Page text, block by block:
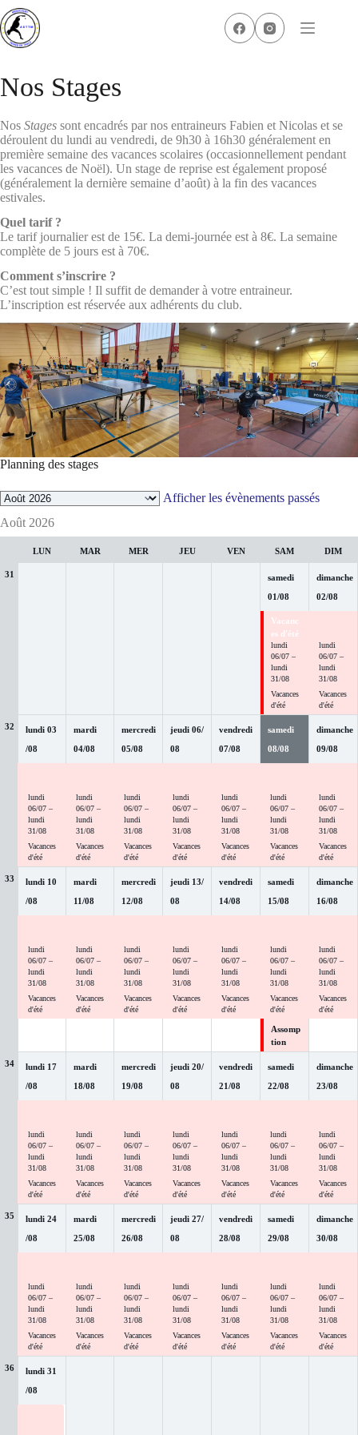
Passer
au
contenu
Nos Stages
Nos Stages sont encadrés par nos entraineurs Fabien et Nicolas et se
déroulent du lundi au vendredi, de 9h30 à 16h30 généralement en
première semaine des vacances scolaires (occasionnellement pendant
les vacances de Noël). Un stage de reprise est également proposé
(généralement la dernière semaine d’août) à la fin des vacances
estivales.
Quel tarif ?
Le tarif journalier est de 15€. La demi-journée est à 8€. La semaine
complète de 5 jours est à 70€.
Comment s’inscrire ?
C’est tout simple ! Il suffit de demander à votre entraineur.
L’inscription est réservée aux adhérents du club.
Planning des stages
Sélection
du
mois
Afficher les évènements passés
Août 2026
LUN MAR MER JEU VEN SAM DIM
31
samedi
01/08
Vacanc
es d'été
lundi
06/07–
lundi
31/08
Vacances
d'été
dimanche
02/08
lundi
06/07–
lundi
31/08
Vacances
d'été
32 lundi 03
/08
lundi
06/07–
lundi
31/08
Vacances
d'été
mardi
04/08
lundi
06/07–
lundi
31/08
Vacances
d'été
mercredi
05/08
lundi
06/07–
lundi
31/08
Vacances
d'été
jeudi 06/
08
lundi
06/07–
lundi
31/08
Vacances
d'été
vendredi
07/08
lundi
06/07–
lundi
31/08
Vacances
d'été
samedi
08/08
lundi
06/07–
lundi
31/08
Vacances
d'été
dimanche
09/08
lundi
06/07–
lundi
31/08
Vacances
d'été
33 lundi 10
/08
lundi
06/07–
lundi
31/08
Vacances
d'été
mardi
11/08
lundi
06/07–
lundi
31/08
Vacances
d'été
mercredi
12/08
lundi
06/07–
lundi
31/08
Vacances
d'été
jeudi 13/
08
lundi
06/07–
lundi
31/08
Vacances
d'été
vendredi
14/08
lundi
06/07–
lundi
31/08
Vacances
d'été
samedi
15/08
lundi
06/07–
lundi
31/08
Vacances
d'été
Assomp
tion
dimanche
16/08
lundi
06/07–
lundi
31/08
Vacances
d'été
34 lundi 17
/08
lundi
06/07–
lundi
31/08
Vacances
d'été
mardi
18/08
lundi
06/07–
lundi
31/08
Vacances
d'été
mercredi
19/08
lundi
06/07–
lundi
31/08
Vacances
d'été
jeudi 20/
08
lundi
06/07–
lundi
31/08
Vacances
d'été
vendredi
21/08
lundi
06/07–
lundi
31/08
Vacances
d'été
samedi
22/08
lundi
06/07–
lundi
31/08
Vacances
d'été
dimanche
23/08
lundi
06/07–
lundi
31/08
Vacances
d'été
35 lundi 24
/08
lundi
06/07–
lundi
31/08
Vacances
d'été
mardi
25/08
lundi
06/07–
lundi
31/08
Vacances
d'été
mercredi
26/08
lundi
06/07–
lundi
31/08
Vacances
d'été
jeudi 27/
08
lundi
06/07–
lundi
31/08
Vacances
d'été
vendredi
28/08
lundi
06/07–
lundi
31/08
Vacances
d'été
samedi
29/08
lundi
06/07–
lundi
31/08
Vacances
d'été
dimanche
30/08
lundi
06/07–
lundi
31/08
Vacances
d'été
36 lundi 31
/08